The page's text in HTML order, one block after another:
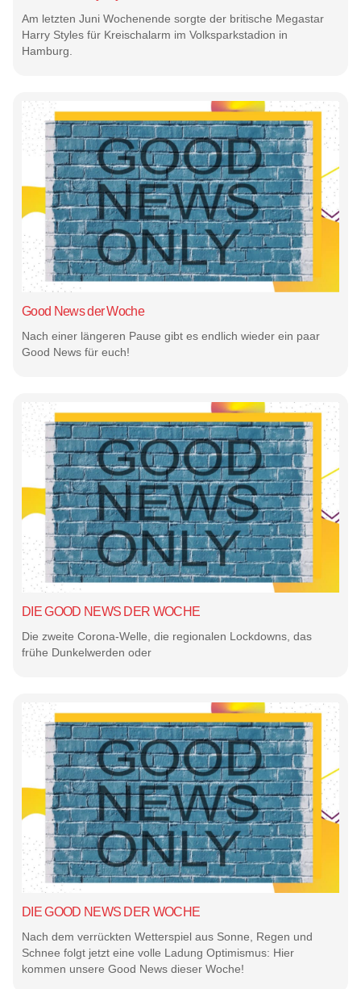
Am letzten Juni Wochenende sorgte der britische Megastar
Harry Styles für Kreischalarm im Volksparkstadion in
Hamburg.
Good News der Woche
Nach einer längeren Pause gibt es endlich wieder ein paar
Good News für euch!
DIE GOOD NEWS DER WOCHE
Die zweite Corona-Welle, die regionalen Lockdowns, das
frühe Dunkelwerden oder
DIE GOOD NEWS DER WOCHE
Nach dem verrückten Wetterspiel aus Sonne, Regen und
Schnee folgt jetzt eine volle Ladung Optimismus: Hier
kommen unsere Good News dieser Woche!